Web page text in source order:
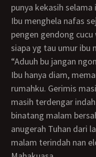
punya kekasih selama
Ibu menghela nafas sejenak, “ibu sebenernya udah
pengen gendong
siapa yg tau umur ibu
“Aduuh bu jangan
Ibu hanya diam, memandang kosong ke halaman
rumahku. Gerimis
masih terdengar
binatang malam
anugerah Tuhan dari
malam terindah nan